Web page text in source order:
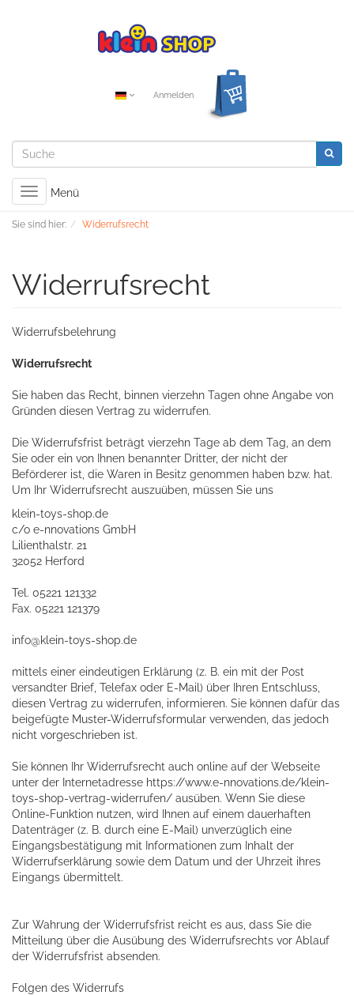
Anmelden
Toggle
navigation
Menü
Sie sind hier: Widerrufsrecht
Widerrufsrecht
Widerrufsbelehrung
Widerrufsrecht
Sie haben das Recht, binnen vierzehn Tagen ohne Angabe von
Gründen diesen Vertrag zu widerrufen.
Die Widerrufsfrist beträgt vierzehn Tage ab dem Tag, an dem
Sie oder ein von Ihnen benannter Dritter, der nicht der
Beförderer ist, die Waren in Besitz genommen haben bzw. hat.
Um Ihr Widerrufsrecht auszuüben, müssen Sie uns
klein-toys-shop.de
c/o e-nnovations GmbH
Lilienthalstr. 21
32052 Herford
Tel. 05221 121332
Fax. 05221 121379
info@klein-toys-shop.de
mittels einer eindeutigen Erklärung (z. B. ein mit der Post
versandter Brief, Telefax oder E-Mail) über Ihren Entschluss,
diesen Vertrag zu widerrufen, informieren. Sie können dafür das
beigefügte Muster-Widerrufsformular verwenden, das jedoch
nicht vorgeschrieben ist.
Sie können Ihr Widerrufsrecht auch online auf der Webseite
unter der Internetadresse https://www.e-nnovations.de/klein-
toys-shop-vertrag-widerrufen/ ausüben. Wenn Sie diese
Online-Funktion nutzen, wird Ihnen auf einem dauerhaften
Datenträger (z. B. durch eine E-Mail) unverzüglich eine
Eingangsbestätigung mit Informationen zum Inhalt der
Widerrufserklärung sowie dem Datum und der Uhrzeit ihres
Eingangs übermittelt.
Zur Wahrung der Widerrufsfrist reicht es aus, dass Sie die
Mitteilung über die Ausübung des Widerrufsrechts vor Ablauf
der Widerrufsfrist absenden.
Folgen des Widerrufs